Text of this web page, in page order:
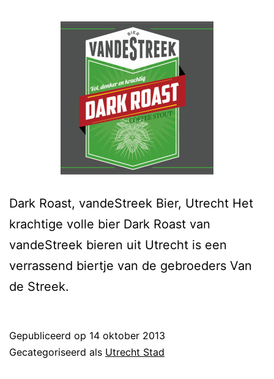
Dark Roast, vandeStreek Bier, Utrecht Het
krachtige volle bier Dark Roast van
vandeStreek bieren uit Utrecht is een
verrassend biertje van de gebroeders Van
de Streek.
Gepubliceerd op 14 oktober 2013
Gecategoriseerd als Utrecht Stad